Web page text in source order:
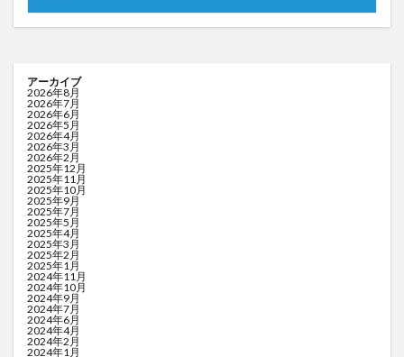
アーカイブ
2026年8月
2026年7月
2026年6月
2026年5月
2026年4月
2026年3月
2026年2月
2025年12月
2025年11月
2025年10月
2025年9月
2025年7月
2025年5月
2025年4月
2025年3月
2025年2月
2025年1月
2024年11月
2024年10月
2024年9月
2024年7月
2024年6月
2024年4月
2024年2月
2024年1月